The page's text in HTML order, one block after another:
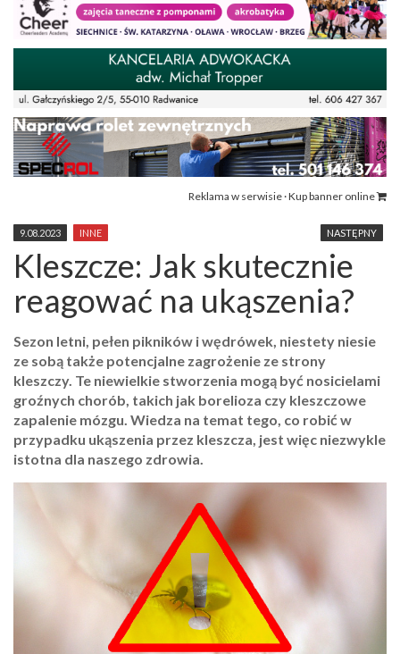
Reklama w serwisie · Kup banner online
NASTĘPNY
9.08.2023 INNE
Kleszcze: Jak skutecznie
reagować na ukąszenia?
Sezon letni, pełen pikników i wędrówek, niestety niesie
ze sobą także potencjalne zagrożenie ze strony
kleszczy. Te niewielkie stworzenia mogą być nosicielami
groźnych chorób, takich jak borelioza czy kleszczowe
zapalenie mózgu. Wiedza na temat tego, co robić w
przypadku ukąszenia przez kleszcza, jest więc niezwykle
istotna dla naszego zdrowia.